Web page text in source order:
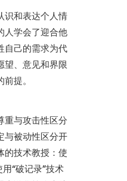
识和表达个人情
人学会了迎合他
自己的需求为代
望、意见和界限
提。
重与攻击性区分
与被动性区分开
的技术教授：使
“破记录”技术